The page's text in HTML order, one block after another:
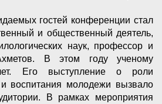
гостей конференции стал
и общественный деятель,
наук, профессор и
В этом году ученому
Его выступление о роли
воспитания молодежи вызвало
В рамках мероприятия